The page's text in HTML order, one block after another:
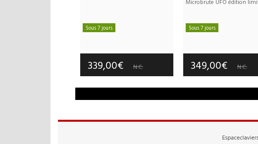
Sous 7 jours
Garantie :3 an(s)
339,00€ N.C.
Sous 7 jours
Garantie :3 an(s)
349,00€ N.C.